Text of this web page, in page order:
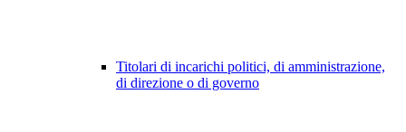
Titolari di incarichi politici, di amministrazione,
di direzione o di governo